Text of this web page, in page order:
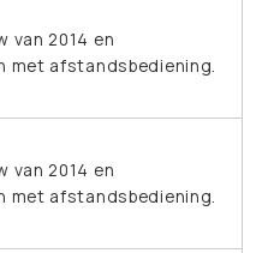
van 2014 en
met afstandsbediening.
van 2014 en
met afstandsbediening.